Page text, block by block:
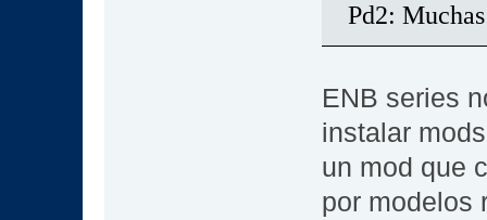
Pd2:
ENB series
instalar
un mod que
por modelos